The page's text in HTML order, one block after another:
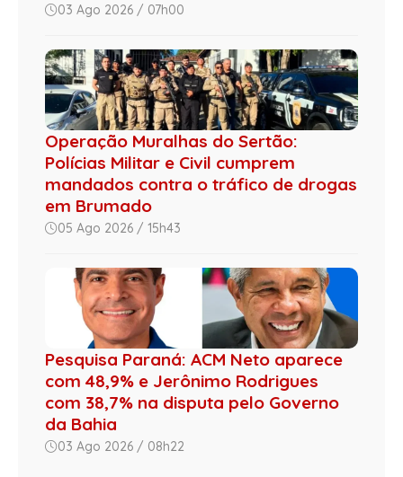
03 Ago 2026 / 07h00
Operação Muralhas do Sertão:
Polícias Militar e Civil cumprem
mandados contra o tráfico de drogas
em Brumado
05 Ago 2026 / 15h43
Pesquisa Paraná: ACM Neto aparece
com 48,9% e Jerônimo Rodrigues
com 38,7% na disputa pelo Governo
da Bahia
03 Ago 2026 / 08h22